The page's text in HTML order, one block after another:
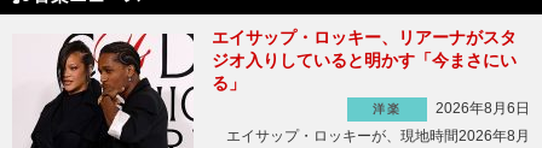
エイサップ・ロッキー、リアーナがスタ
ジオ入りしていると明かす「今まさにい
る」
洋楽
2026年8月6日
エイサップ・ロッキーが、現地時間2026年8月